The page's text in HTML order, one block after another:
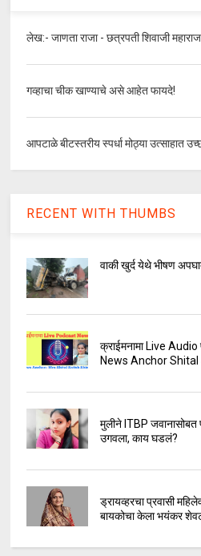
लेख:- जाणता राजा - छत्रपती शिवाजी महाराज.
गव्हाचा चीक खाण्याचे असे आहेत फायदे!
आपटाळे बीटस्तरीय स्पर्धा मोठ्या उत्साहात
RECENT WITH THUMBS
वाकी खुर्द येथे भीषण
क्राईमनामा Live
News Anchor Shital
मुलीने ITBP जवानासोबत
उगवला, काय घडलं?
ड्रायव्हरचा प्रवासी
बायकोचा केला भयंकर